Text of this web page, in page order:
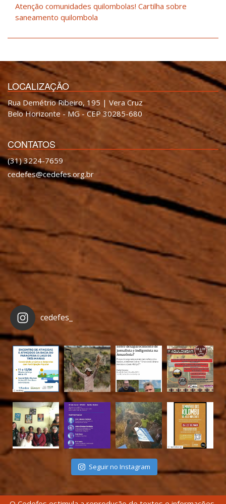
Atenção comunidades quilombolas! Cartilha sobre
saneamento quilombola
LOCALIZAÇÃO
Rua Demétrio Ribeiro, 195 | Vera Cruz
Belo Horizonte - MG - CEP 30285-680
CONTATOS
(31) 3224-7659
cedefes@cedefes.org.br
cedefes_
Seguir no Instagram